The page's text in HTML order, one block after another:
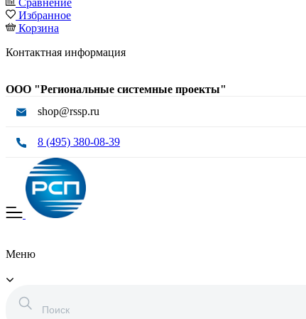
Сравнение
Избранное
Корзина
Контактная информация
ООО "Региональные системные проекты"
shop@rssp.ru
8 (495) 380-08-39
Меню